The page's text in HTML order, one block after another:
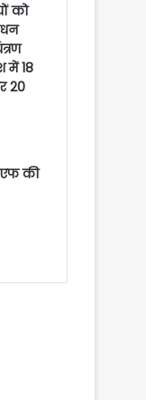
को
में 18
20
की